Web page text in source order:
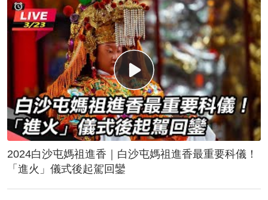
2024白沙屯媽祖進香｜白沙屯媽祖進香最重要科儀！
「進火」儀式後起駕回鑾